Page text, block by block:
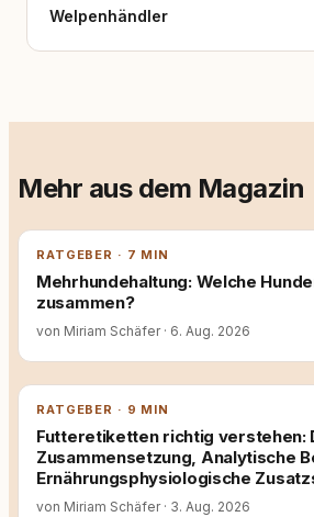
Welpenhändler
Mehr aus dem Magazin
RATGEBER · 7 MIN
Mehrhundehaltung: Welche
zusammen?
von Miriam Schäfer · 6. Aug. 2026
RATGEBER · 9 MIN
Futteretiketten richtig verstehen:
Zusammensetzung, Analytische
Ernährungsphysiologische
von Miriam Schäfer · 3. Aug. 2026